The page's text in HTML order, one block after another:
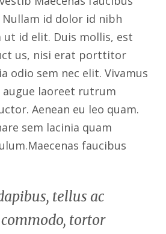
id dolor id nibh
ut id elit. Duis mollis, est
us, nisi erat porttitor
odio sem nec elit. Vivamus
augue laoreet rutrum
Aenean eu leo quam.
sem lacinia quam
faucibus
tellus ac
tortor